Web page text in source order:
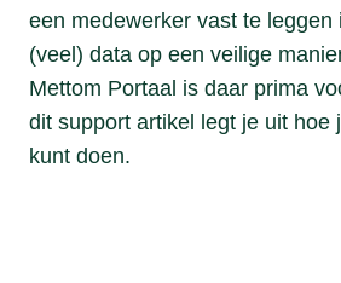
een medewerker vast te leggen
(veel) data op een veilige
Mettom Portaal is daar prima
dit support artikel legt je uit hoe
kunt doen.